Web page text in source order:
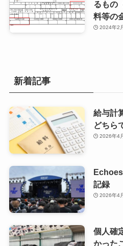
るもの
料等の
2024年2
新着記事
給与計
どちら
2026年4
記録
2026年4
個人確
かった